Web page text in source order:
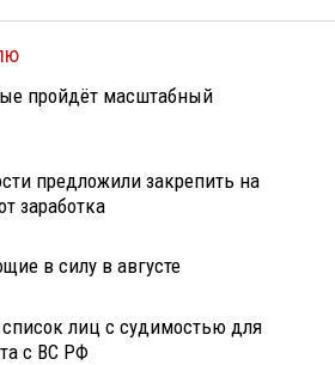
пройдёт масштабный
предложили закрепить на
заработка
в силу в августе
лиц с судимостью для
с ВС РФ